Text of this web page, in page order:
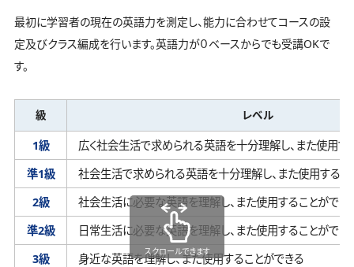
最初に学習者の現在の英語力を測定し、能力に合わせてコースの設
定及びクラス編成を行います。英語力が０ベースからでも受講OKで
す。
級 レベル
1級 広く社会生活で求められる英語を十分理解し、 また使用す
準1級
社会生活で求められる英語を十分理解し、 また使用するこ
2級
社会生活に必要な英語を理解し、 また使用することができ
準2級
日常生活に必要な英語を理解し、 また使用することができ
3級
身近な英語を理解し、また使用することができる
スクロールできます